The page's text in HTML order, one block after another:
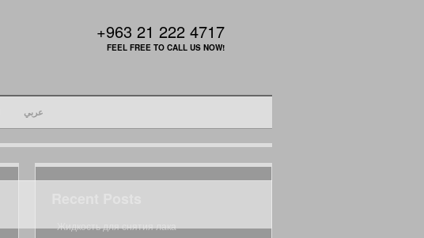
+963 21 222 4717
FEEL FREE TO CALL US NOW!
عربي
Жидкость для снятия лака